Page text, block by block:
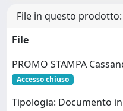
File in questo prodotto:
File
PROMO STAMPA
Accesso chiuso
Tipologia: Documento